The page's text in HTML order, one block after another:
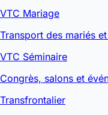
VTC Mariage
Transport des mariés
VTC Séminaire
Congrès, salons et
Transfrontalier